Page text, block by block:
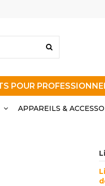
POUR
APPAREILS &